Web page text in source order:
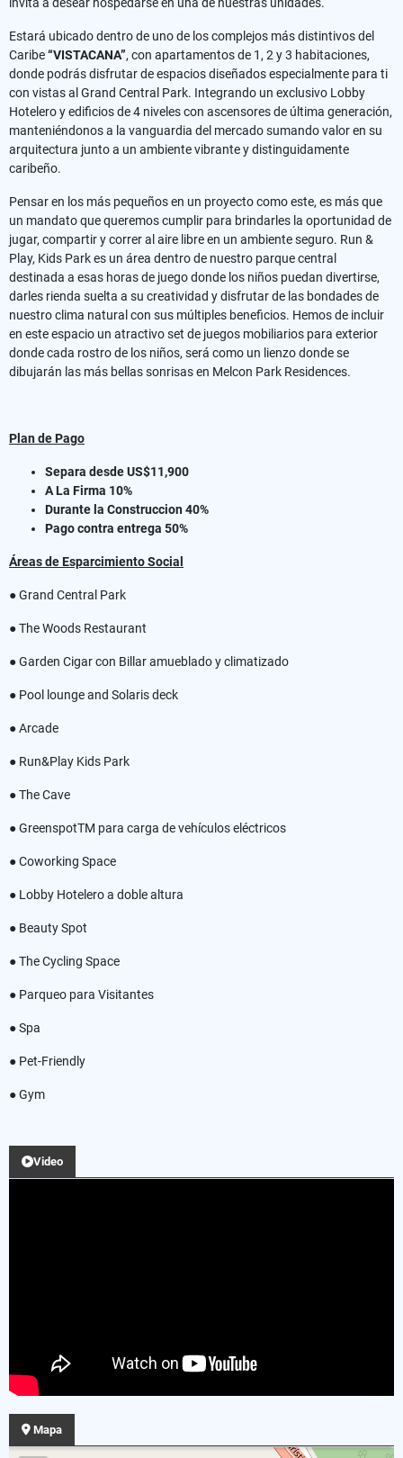
Estará ubicado dentro de uno de los complejos más distintivos del
Caribe“VISTACANA”, con apartamentos de 1, 2 y 3 habitaciones,
donde podrás disfrutar de espacios diseñados especialmente para ti
con vistas al Grand Central Park. Integrando un exclusivo Lobby
Hotelero y edificios de 4 niveles con ascensores de última generación,
manteniéndonos a la vanguardia del mercado sumando valor en su
arquitectura junto a un ambiente vibrante y distinguidamente
caribeño.
Pensar en los más pequeños en un proyecto como este, es más que
un mandato que queremos cumplir para brindarles la oportunidad de
jugar, compartir y correr al aire libre en un ambiente seguro. Run &
Play, Kids Park es un área dentro de nuestro parque central
destinada a esas horas de juego donde los niños puedan divertirse,
darles rienda suelta a su creatividad y disfrutar de las bondades de
nuestro clima natural con sus múltiples beneficios. Hemos de incluir
en este espacio un atractivo set de juegos mobiliarios para exterior
donde cada rostro de los niños, será como un lienzo donde se
dibujarán las más bellas sonrisas en Melcon Park Residences.
Plan de Pago
Separa desde US$11,900
A La Firma 10%
Durante la Construccion 40%
Pago contra entrega 50%
Áreas de Esparcimiento Social
● Grand Central Park
● The Woods Restaurant
● Garden Cigar con Billar amueblado y climatizado
● Pool lounge and Solaris deck
● Arcade
● Run&Play Kids Park
● The Cave
● GreenspotTM para carga de vehículos eléctricos
● Coworking Space
● Lobby Hotelero a doble altura
● Beauty Spot
● The Cycling Space
● Parqueo para Visitantes
● Spa
● Pet-Friendly
● Gym
Video
Mapa